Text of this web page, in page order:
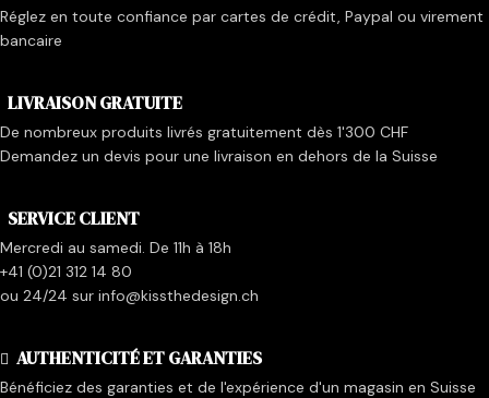
Réglez en toute confiance par cartes de crédit, Paypal ou virement
bancaire
LIVRAISON GRATUITE
De nombreux produits livrés gratuitement dès 1'300 CHF
Demandez un devis pour une livraison en dehors de la Suisse
SERVICE CLIENT
Mercredi au samedi. De 11h à 18h
+41 (0)21 312 14 80
ou 24/24 sur info@kissthedesign.ch
AUTHENTICITÉ ET GARANTIES
Bénéficiez des garanties et de l'expérience d'un magasin en Suisse